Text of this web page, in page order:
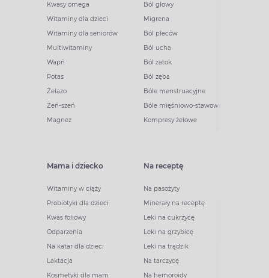
Kwasy omega
Witaminy dla dzieci
Witaminy dla seniorów
Multiwitaminy
Wapń
Potas
Żelazo
Żeń-szeń
Magnez
Ból głowy
Migrena
Ból pleców
Ból ucha
Ból zatok
Ból zęba
Bóle menstruacyjne
Bóle mięśniowo-stawowe
Kompresy żelowe
Mama i dziecko
Witaminy w ciąży
Probiotyki dla dzieci
Kwas foliowy
Odparzenia
Na katar dla dzieci
Laktacja
Kosmetyki dla mam
Na receptę
Na pasożyty
Minerały na receptę
Leki na cukrzycę
Leki na grzybicę
Leki na trądzik
Na tarczycę
Na hemoroidy